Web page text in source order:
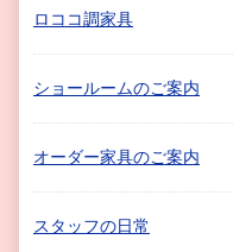
ロココ調家具
ショールームのご案内
オーダー家具のご案内
スタッフの日常